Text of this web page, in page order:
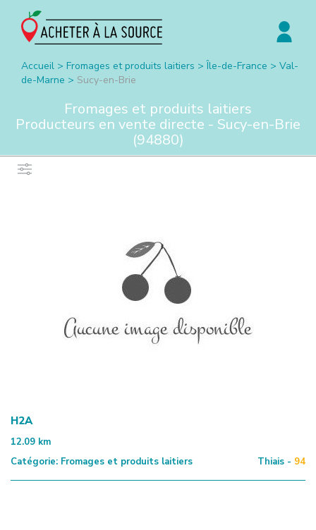
Accueil > Fromages et produits laitiers >Île-de-France > Val-
de-Marne > Sucy-en-Brie
Fromages et produits laitiers
Producteurs en vente directe - Sucy-en-Brie
(94880)
H2A
12.09 km
Catégorie: Fromages et produits laitiers Thiais - 94